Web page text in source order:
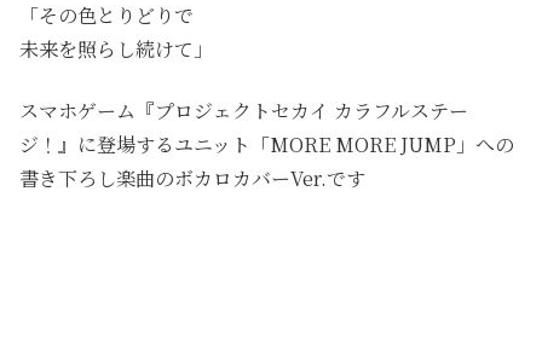
「その色とりどりで
未来を照らし続けて」
スマホゲーム『プロジェクトセカイ カラフルステー
ジ！』に登場するユニット「MORE MORE JUMP」への
書き下ろし楽曲のボカロカバーVer.です